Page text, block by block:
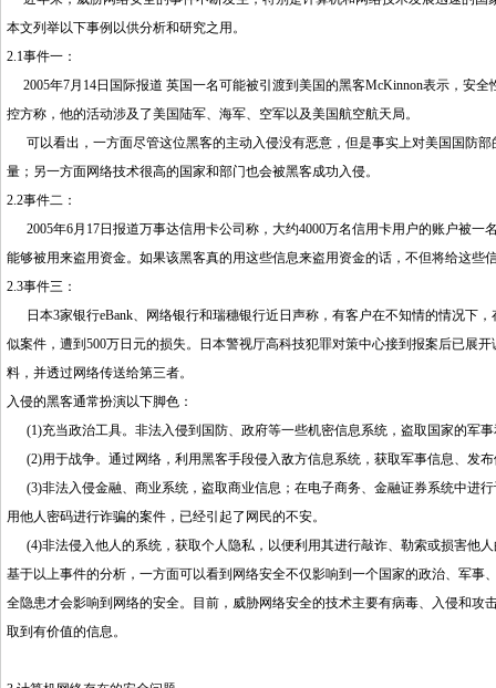
本文列举以下事例以供分析和研究之用。
2.1事件一：
2005年7月14日国际报道 英国一名可能被引渡到美国的黑客McKinnon表示，安
控方称，他的活动涉及了美国陆军、海军、空军以及美国航空航天局。
可以看出，一方面尽管这位黑客的主动入侵没有恶意，但是事实上对美国国防
量；另一方面网络技术很高的国家和部门也会被黑客成功入侵。
2.2事件二：
2005年6月17日报道万事达信用卡公司称，大约4000万名信用卡用户的账户被
能够被用来盗用资金。如果该黑客真的用这些信息来盗用资金的话，不但将给这
2.3事件三：
日本3家银行eBank、网络银行和瑞穗银行近日声称，有客户在不知情的情况下
似案件，遭到500万日元的损失。日本警视厅高科技犯罪对策中心接到报案后已展
料，并透过网络传送给第三者。
入侵的黑客通常扮演以下脚色：
(1)充当政治工具。非法入侵到国防、政府等一些机密信息系统，盗取国家的军
(2)用于战争。通过网络，利用黑客手段侵入敌方信息系统，获取军事信息、发
(3)非法入侵金融、商业系统，盗取商业信息；在电子商务、金融证券系统中进
用他人密码进行诈骗的案件，已经引起了网民的不安。
(4)非法侵入他人的系统，获取个人隐私，以便利用其进行敲诈、勒索或损害他
基于以上事件的分析，一方面可以看到网络安全不仅影响到一个国家的政治、军
全隐患才会影响到网络的安全。目前，威胁网络安全的技术主要有病毒、入侵和
取到有价值的信息。